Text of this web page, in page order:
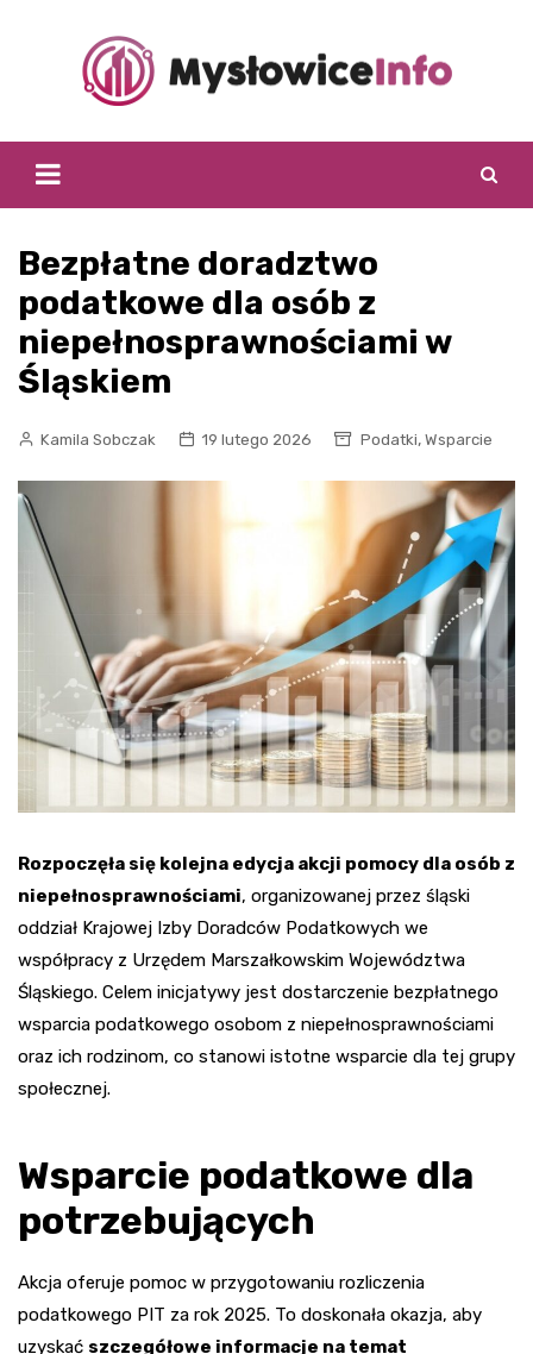
Bezpłatne doradztwo
podatkowe dla osób z
niepełnosprawnościami w
Śląskiem
Kamila Sobczak 19 lutego 2026 Podatki, Wsparcie
Rozpoczęła się kolejna edycja akcji pomocy dla osób z
niepełnosprawnościami, organizowanej przez śląski
oddział Krajowej Izby Doradców Podatkowych we
współpracy z Urzędem Marszałkowskim Województwa
Śląskiego. Celem inicjatywy jest dostarczenie bezpłatnego
wsparcia podatkowego osobom z niepełnosprawnościami
oraz ich rodzinom, co stanowi istotne wsparcie dla tej grupy
społecznej.
Wsparcie podatkowe dla
potrzebujących
Akcja oferuje pomoc w przygotowaniu rozliczenia
podatkowego PIT za rok 2025. To doskonała okazja, aby
uzyskać szczegółowe informacje na temat